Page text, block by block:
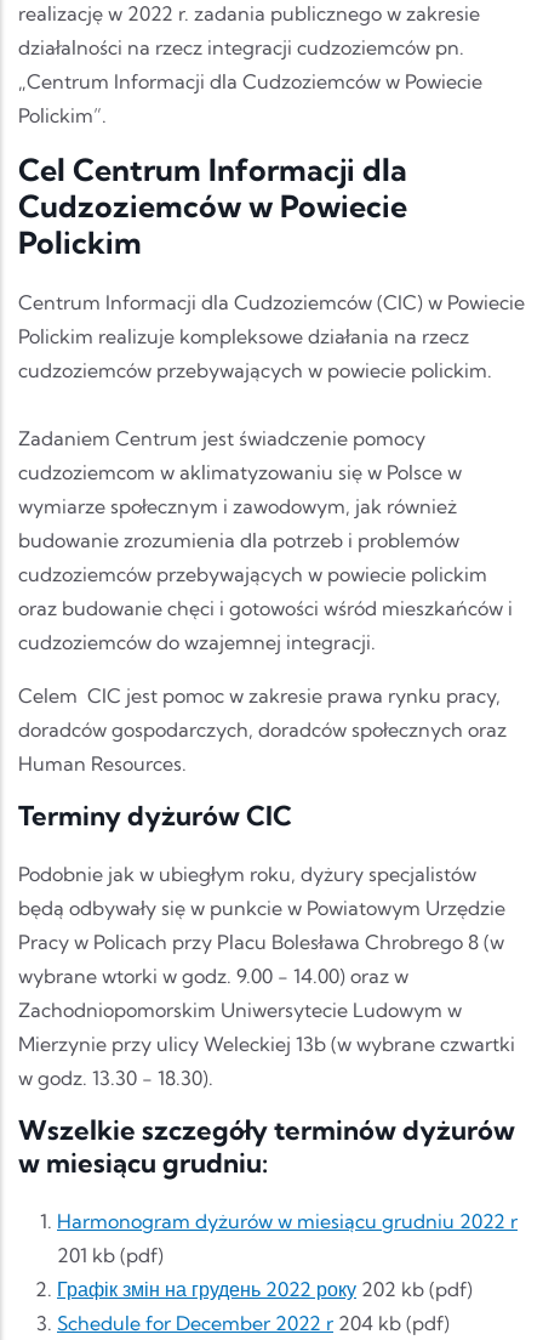
realizację w 2022 r. zadania publicznego w zakresie
działalności na rzecz integracji cudzoziemców pn.
„Centrum Informacji dla Cudzoziemców w Powiecie
Polickim”.
Cel Centrum Informacji dla
Cudzoziemców w Powiecie
Polickim
Centrum Informacji dla Cudzoziemców (CIC) w Powiecie
Polickim realizuje kompleksowe działania na rzecz
cudzoziemców przebywających w powiecie polickim.
Zadaniem Centrum jest świadczenie pomocy
cudzoziemcom w aklimatyzowaniu się w Polsce w
wymiarze społecznym i zawodowym, jak również
budowanie zrozumienia dla potrzeb i problemów
cudzoziemców przebywających w powiecie polickim
oraz budowanie chęci i gotowości wśród mieszkańców i
cudzoziemców do wzajemnej integracji.
Celem CIC jest pomoc w zakresie prawa rynku pracy,
doradców gospodarczych, doradców społecznych oraz
Human Resources.
Terminy dyżurów CIC
Podobnie jak w ubiegłym roku, dyżury specjalistów
będą odbywały się w punkcie w Powiatowym Urzędzie
Pracy w Policach przy Placu Bolesława Chrobrego 8 (w
wybrane wtorki w godz. 9.00 - 14.00) oraz w
Zachodniopomorskim Uniwersytecie Ludowym w
Mierzynie przy ulicy Weleckiej 13b (w wybrane czwartki
w godz. 13.30 - 18.30).
Wszelkie szczegóły terminów dyżurów
w miesiącu grudniu:
Harmonogram dyżurów w miesiącu grudniu 2022 r
201 kb (pdf)
Графік змін на грудень 2022 року 202 kb (pdf)
Schedule for December 2022 r 204 kb (pdf)